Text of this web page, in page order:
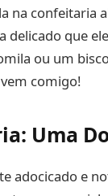
na confeitaria
que
ou um
comigo!
Uma
adocicado e